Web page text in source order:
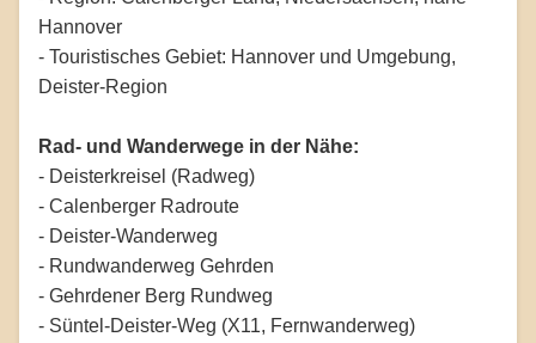
Hannover
- Touristisches Gebiet: Hannover und Umgebung,
Deister-Region
Rad- und Wanderwege in der Nähe:
- Deisterkreisel (Radweg)
- Calenberger Radroute
- Deister-Wanderweg
- Rundwanderweg Gehrden
- Gehrdener Berg Rundweg
- Süntel-Deister-Weg (X11, Fernwanderweg)